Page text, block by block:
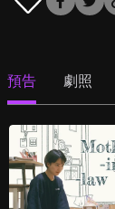
預告 劇照